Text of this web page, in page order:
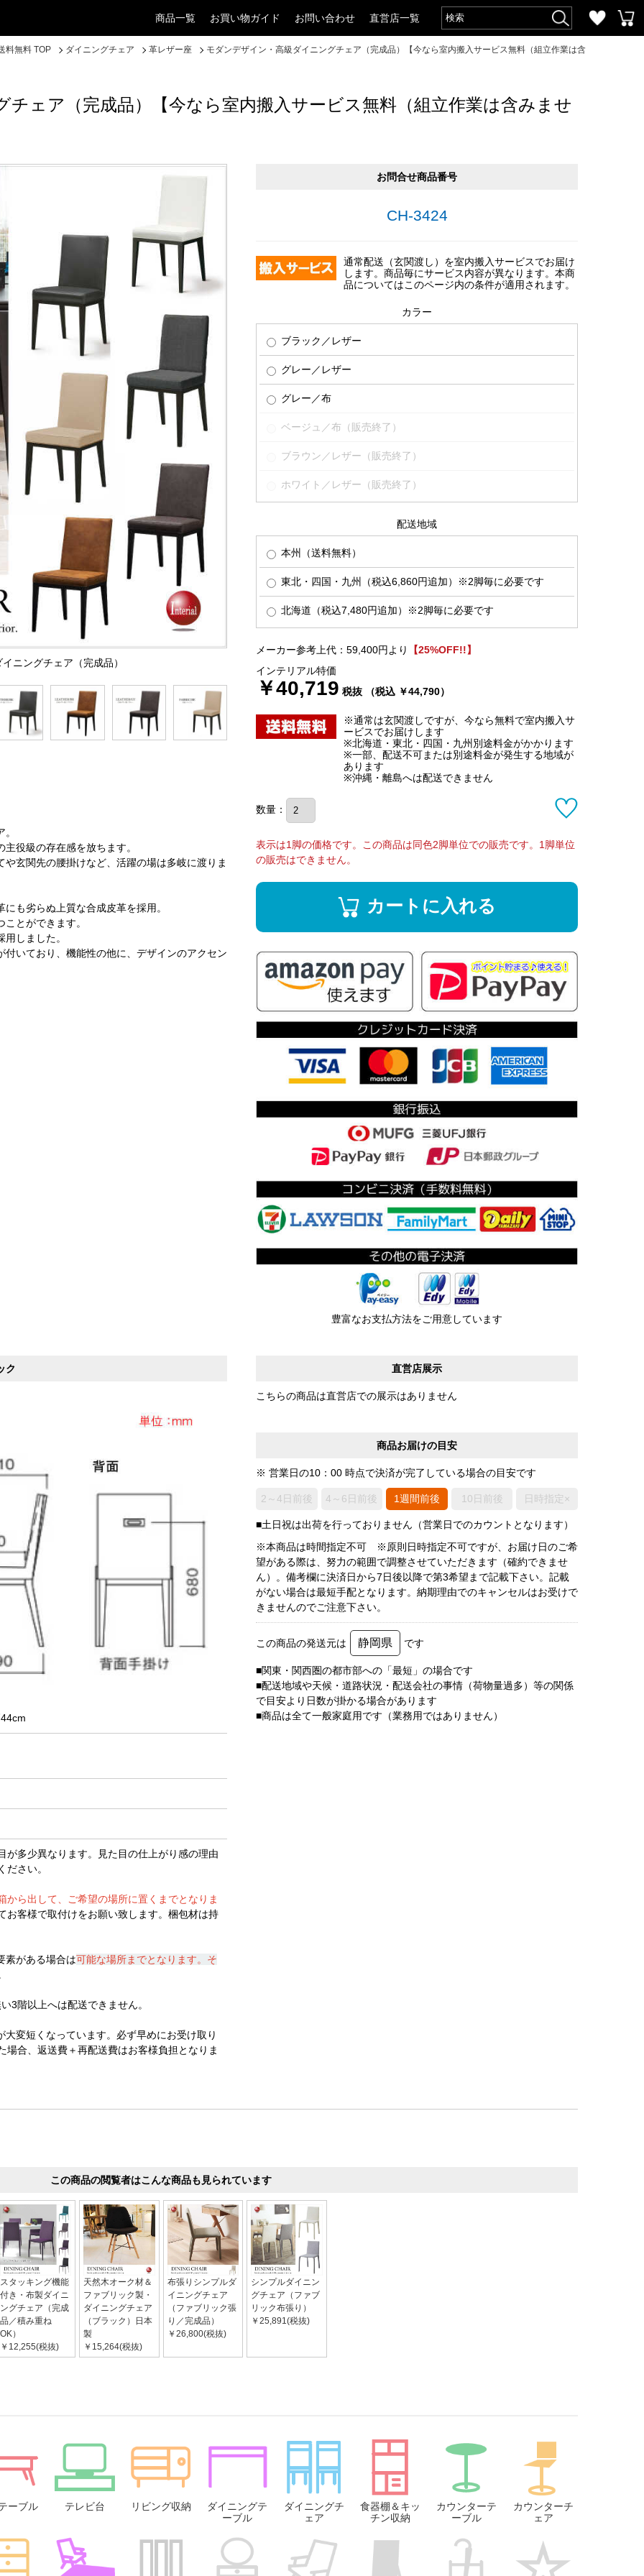
商品一覧 お買い物ガイド お問い合わせ 直営店一覧
料無料 TOP ダイニングチェア 革レザー座 モダンデザイン・高級ダイニングチェア（完成品）【今なら室内搬入サービス無料（組立作業は含
ェア（完成品）【今なら室内搬入サービス無料（組立作業は含みませ
ニングチェア（完成品）
役級の存在感を放ちます。
玄関先の腰掛けなど、活躍の場は多岐に渡りま
も劣らぬ上質な合成皮革を採用。
とができます。
しました。
いており、機能性の他に、デザインのアクセン
お問合せ商品番号
CH-3424
通常配送（玄関渡し）を室内搬入サービスでお届け
します。商品毎にサービス内容が異なります。本商
品についてはこのページ内の条件が適用されます。
カラー
ブラック／レザー
グレー／レザー
グレー／布
ベージュ／布（販売終了）
ブラウン／レザー（販売終了）
ホワイト／レザー（販売終了）
配送地域
本州（送料無料）
東北・四国・九州（税込6,860円追加）※2脚毎に必要です
北海道（税込7,480円追加）※2脚毎に必要です
メーカー参考上代：59,400円より
【25%OFF!!】
インテリアル特価
￥40,719 税抜 （税込 ￥44,790）
※通常は玄関渡しですが、今なら無料で室内搬入サ
ービスでお届けします
※北海道・東北・四国・九州別途料金がかかります
※一部、配送不可または別途料金が発生する地域が
あります
※沖縄・離島へは配送できません
数量：
表示は1脚の価格です。この商品は同色2脚単位での販売です。1脚単位
の販売はできません。
カートに入れる
豊富なお支払方法をご用意しています
直営店展示
こちらの商品は直営店での展示はありません
商品お届けの目安
※ 営業日の10：00 時点で決済が完了している場合の目安です
2～4日前後 4～6日前後 1週間前後 10日前後 日時指定×
■土日祝は出荷を行っておりません（営業日でのカウントとなります）
※本商品は時間指定不可 ※原則日時指定不可ですが、お届け日のご希
望がある際は、努力の範囲で調整させていただきます（確約できませ
ん）。備考欄に決済日から7日後以降で第3希望まで記載下さい。記載
がない場合は最短手配となります。納期理由でのキャンセルはお受けで
きませんのでご注意下さい。
この商品の発送元は 静岡県 です
■関東・関西圏の都市部への「最短」の場合です
■配送地域や天候・道路状況・配送会社の事情（荷物量過多）等の関係
で目安より日数が掛かる場合があります
■商品は全て一般家庭用です（業務用ではありません）
ク
多少異なります。見た目の仕上がり感の理由
さい。
から出して、ご希望の場所に置くまでとなりま
お客様で取付けをお願い致します。梱包材は持
素がある場合は可能な場所までとなります。そ
3階以上へは配送できません。
変短くなっています。必ず早めにお受け取り
合、返送費＋再配送費はお客様負担となりま
この商品の閲覧者はこんな商品も見られています
スタッキング機能
付き・布製ダイニ
ングチェア（完成
品／積み重ね
OK）
￥12,255(税抜)
天然木オーク材＆
ファブリック製・
ダイニングチェア
（ブラック）日本
製
￥15,264(税抜)
布張りシンプルダ
イニングチェア
（ファブリック張
り／完成品）
￥26,800(税抜)
シンプルダイニン
グチェア（ファブ
リック布張り）
￥25,891(税抜)
ーブル テレビ台 リビング収納
ダイニングテ
ーブル
ダイニングチ
ェア
食器棚＆キッ
チン収納
カウンターテ
ーブル
カウンターチ
ェア